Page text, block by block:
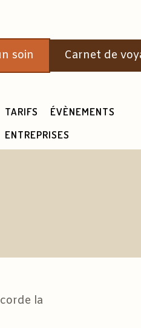
soin Carnet de
TARIFS
ÉVÈNEMENTS
ENTREPRISES
la